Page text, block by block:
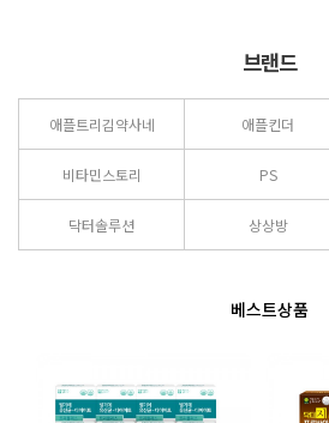
브랜드
애플트리김약사네 애플킨더
비타민스토리 PS
닥터솔루션 상상방
베스트상품